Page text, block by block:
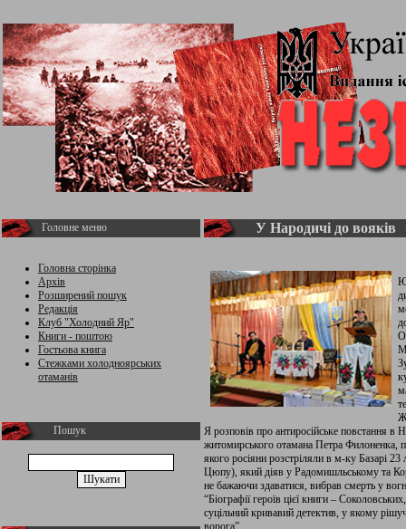
Головне меню
Головна сторінка
Архів
Розширений пошук
Редакція
Клуб "Холодний Яр"
Книги - поштою
Гостьова книга
Стежками холодноярських
отаманів
Пошук
У Народичі до вояків
Я розповів про антиросійське повстання в
житомирського отамана Петра
якого росіяни розстріляли в м-ку Базарі
Цюпу), який діяв у Радомишльському та
не бажаючи здаватися, вибрав смерть у
“Біографії героїв цієї книги –
суцільний кривавий детектив, у якому
ворога”.